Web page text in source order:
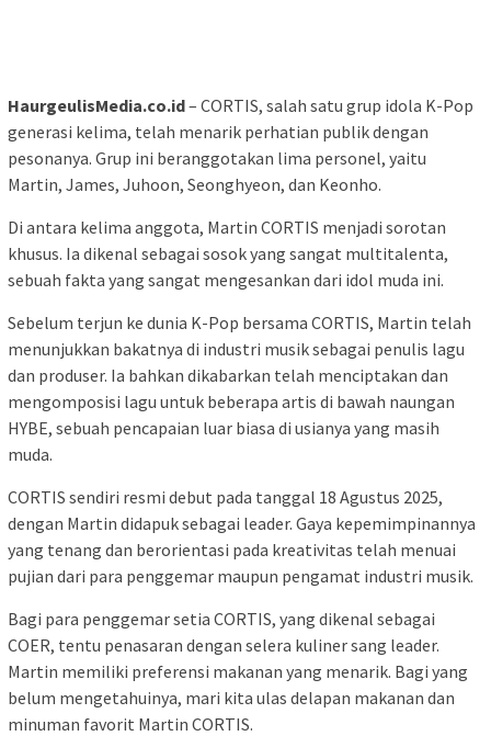
HaurgeulisMedia.co.id– CORTIS, salah satu grup idola K-Pop
generasi kelima, telah menarik perhatian publik dengan
pesonanya. Grup ini beranggotakan lima personel, yaitu
Martin, James, Juhoon, Seonghyeon, dan Keonho.
Di antara kelima anggota, Martin CORTIS menjadi sorotan
khusus. Ia dikenal sebagai sosok yang sangat multitalenta,
sebuah fakta yang sangat mengesankan dari idol muda ini.
Sebelum terjun ke dunia K-Pop bersama CORTIS, Martin telah
menunjukkan bakatnya di industri musik sebagai penulis lagu
dan produser. Ia bahkan dikabarkan telah menciptakan dan
mengomposisi lagu untuk beberapa artis di bawah naungan
HYBE, sebuah pencapaian luar biasa di usianya yang masih
muda.
CORTIS sendiri resmi debut pada tanggal 18 Agustus 2025,
dengan Martin didapuk sebagai leader. Gaya kepemimpinannya
yang tenang dan berorientasi pada kreativitas telah menuai
pujian dari para penggemar maupun pengamat industri musik.
Bagi para penggemar setia CORTIS, yang dikenal sebagai
COER, tentu penasaran dengan selera kuliner sang leader.
Martin memiliki preferensi makanan yang menarik. Bagi yang
belum mengetahuinya, mari kita ulas delapan makanan dan
minuman favorit Martin CORTIS.